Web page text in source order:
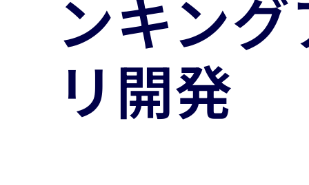
ンキング
リ開発